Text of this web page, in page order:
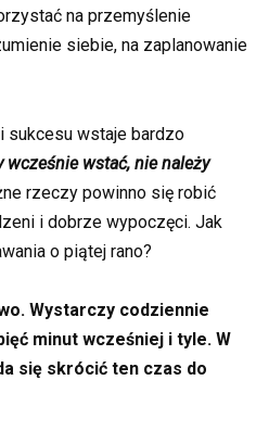
na przemyślenie
siebie, na zaplanowanie
sukcesu wstaje bardzo
wcześnie wstać, nie należy
rzeczy powinno się robić
i dobrze wypoczęci. Jak
o piątej rano?
Wystarczy codziennie
minut wcześniej i tyle. W
się skrócić ten czas do